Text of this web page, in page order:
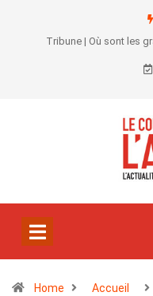
Tribune | Où sont les
Home Accueil